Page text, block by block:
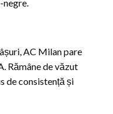
negre.
AC Milan pare
Rămâne de văzut
de consistență și